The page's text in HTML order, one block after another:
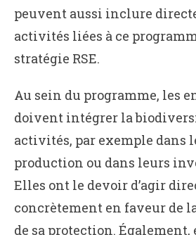
peuvent aussi inclure
activités liées à ce
stratégie RSE.
Au sein du programme, les
doivent intégrer la
activités, par exemple dans
production ou dans leurs
Elles ont le devoir d’agir
concrètement en faveur de
de sa protection.